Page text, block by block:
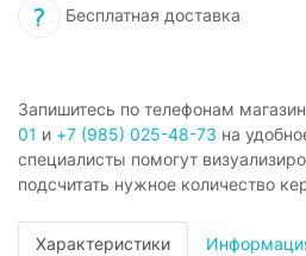
Бесплатная доставка
Запишитесь по телефонам
01 и +7 (985) 025-48-73 на
специалисты помогут
подсчитать нужное количество
Характеристики